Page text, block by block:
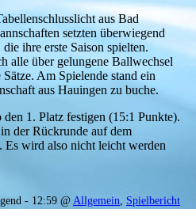
aus Bad
setzten überwiegend
ihre erste Saison spielten.
alle über gelungene Ballwechsel
Am Spielende stand ein
aus Hauingen zu buche.
1. Platz festigen (15:1 Punkte).
der Rückrunde auf dem
Es wird also nicht leicht werden
- 12:59 @ Allgemein Spielbericht